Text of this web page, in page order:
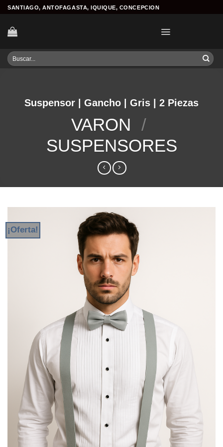
Skip
content
SANTIAGO, ANTOFAGASTA, IQUIQUE, CONCEPCION
Buscar
por:
Suspensor | Gancho | Gris | 2 Piezas
VARON /
SUSPENSORES
¡Oferta!